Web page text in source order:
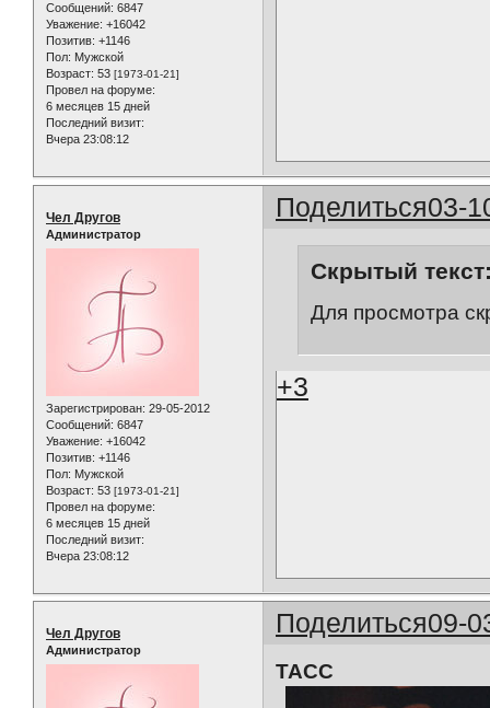
Сообщений: 6847
Уважение: +16042
Позитив: +1146
Пол: Мужской
Возраст: 53 [1973-01-21]
Провел на форуме:
6 месяцев 15 дней
Последний визит:
Вчера 23:08:12
Поделиться03-
Чел Другов
Администратор
Зарегистрирован: 29-05-2012
Сообщений: 6847
Уважение: +16042
Позитив: +1146
Пол: Мужской
Возраст: 53 [1973-01-21]
Провел на форуме:
6 месяцев 15 дней
Последний визит:
Вчера 23:08:12
Скрытый
Для просмотра
+3
Поделиться09-
Чел Другов
Администратор
ТАСС